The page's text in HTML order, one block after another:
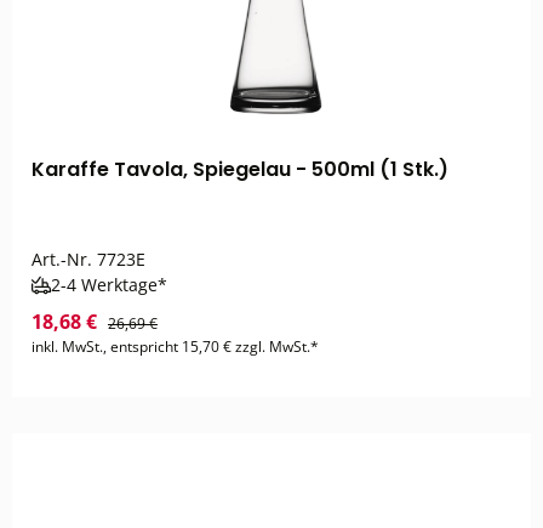
Karaffe Tavola, Spiegelau - 500ml (1 Stk.)
Art.-Nr. 7723E
2-4 Werktage*
18,68 € 26,69 €
inkl. MwSt., entspricht 15,70 € zzgl. MwSt.*